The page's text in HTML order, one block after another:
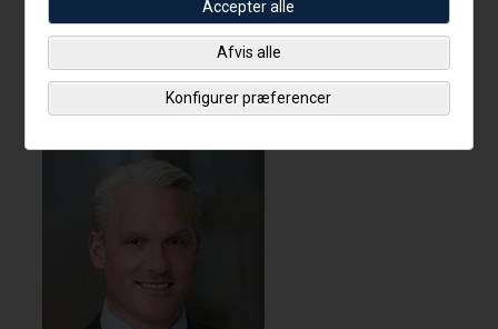
Ken er forfatter til 11 bøger, herunder 4New York
Accepter alle
Afvis alle
Konfigurer præferencer